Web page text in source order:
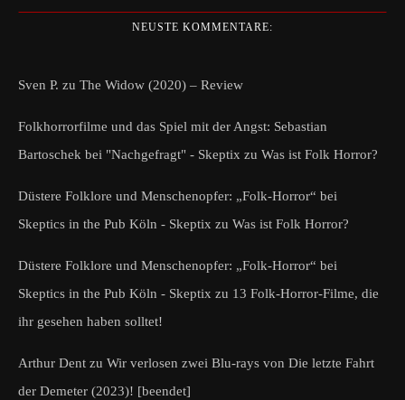
NEUSTE KOMMENTARE:
Sven P. zu The Widow (2020) – Review
Folkhorrorfilme und das Spiel mit der Angst: Sebastian
Bartoschek bei "Nachgefragt" - Skeptix zu Was ist Folk Horror?
Düstere Folklore und Menschenopfer: „Folk-Horror“ bei
Skeptics in the Pub Köln - Skeptix zu Was ist Folk Horror?
Düstere Folklore und Menschenopfer: „Folk-Horror“ bei
Skeptics in the Pub Köln - Skeptix zu 13 Folk-Horror-Filme, die
ihr gesehen haben solltet!
Arthur Dent zu Wir verlosen zwei Blu-rays von Die letzte Fahrt
der Demeter (2023)! [beendet]